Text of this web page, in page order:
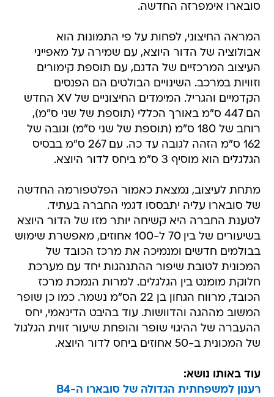
סובארו אימפרזה החדשה.
המראה החיצוני, לפחות על פי התמונות הוא
אבולוציה של הדור היוצא, עם שמירה על מאפייני
העיצוב המרכזיים של הדגם, עם תוספת קימורים
וזוויות במרכב. השינויים הבולטים הם הפנסים
הקדמיים והגריל. המימדים החיצוניים של XV החדש
הם 447 ס"מ באורך הכללי (תוספת של שני ס"מ),
רוחב של 180 ס"מ (תוספת של שני ס"מ) וגובה של
162 ס"מ הזהה לגובה עד כה. עם 267 ס"מ בבסיס
הגלגלים הוא מוסיף 3 ס"מ ביחס לדור היוצא.
מתחת לעיצוב, נמצאת כאמור הפלטפורמה החדשה
של סובארו עליה יתבססו דגמי החברה בעתיד.
לטענת החברה היא קשיחה יותר מזו של הדור היוצא
בשיעורים של בין 70 ל-100 אחוזים, מאפשרת שימוש
בבולמים חדשים ומנמיכה את מרכז הכובד של
המכונית לטובת שיפור ההתנהגות יחד עם מערכת
חלוקת מומנט בין הגלגלים. למרות הנמכת מרכז
הכובד, מרווח הגחון בן 22 הס"מ נשמר. כמו כן שופר
המשוב מההגה והדוושות. עוד בהיבט הדינאמי, יחס
ההעברה של ההיגוי שופר והופחת שיעור זווית הגלגול
של המכונית ב-50 אחוזים ביחס לדור היוצא.
עוד באותו נושא:
רענון למשפחתית הגדולה של סובארו ה-B4